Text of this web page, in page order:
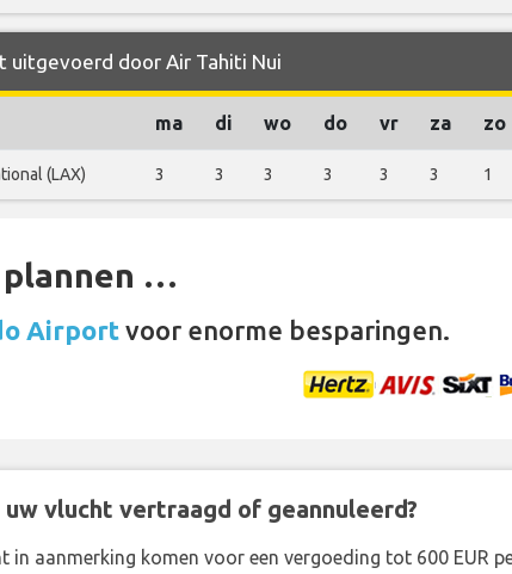
uitgevoerd door Air Tahiti Nui
ma di wo do vr za zo
(LAX) 3 3 3 3 3 3 1
plannen …
Airport voor enorme besparingen.
uw vlucht vertraagd of geannuleerd?
in aanmerking komen voor een vergoeding tot 600 EUR